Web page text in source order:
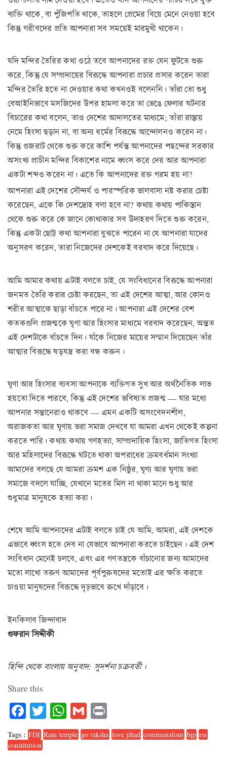
ব্যক্তি থাকে, বা পুঁজিপতি থাকে, তাহলে প্রেমের বিয়ে মেনে নেওয়া হবে
কিন্তু গরীবদের প্রতি আপনারা সব সময়েই মারমুখী থাকেন।
যদি মন্দির তৈরির কথা ওঠে তবে আপনাদের রক্ত যেন ফুটতে শুরু
করে, কিন্তু যে সম্প্রদায়ের বিরূদ্ধে আপনারা প্রচার প্রসার করেন তারা
মন্দির তৈরি হতে না দেওয়ার কথা কখনওই বলেননি। তাঁরা তো শুধু
বেআইনিভাবে মসজিদের উপর হামলা করে তা ভেঙে ফেলার ঘটনার
বিচারের কথা বলেন, তাও দেশের আদালতের মাধ্যমে; তাঁরা রাস্তায়
নেমে হিংসা ছড়ান না, বা অন্য ধর্মের বিরূদ্ধে আন্দোলনও করেন না।
কিন্তু গুজরাট থেকে শুরু করে কাশি পর্যন্ত আপনাদের পছন্দের সরকার
অসংখ্য প্রাচীন মন্দির বিকাশের নামে ধ্বংস করে দেয় আর আপনারা
একটা শব্দও করেন না। এতে কি আপনাদের রক্ত গরম হয় না?
আপনারা এই দেশের সৌন্দর্য ও পারস্পরিক ভালবাসা নষ্ট করার চেষ্টা
করেছেন, একে কি দেশদ্রোহ বলা হবে না? কথায় কথায় পাকিস্তান
থেকে শুরু করে কে জানে কোথাকার সব উদাহরণ দিতে শুরু করেন,
কিন্তু একটা ছোট্ট কথা আপনারা বুঝতে পারেন না যে আপনারা যাদের
অনুসরণ করেন, তারা নিজেদের দেশকেই বরবাদ করে দিয়েছে।
আমি আমার কথায় এটাই বলতে চাই, যে সংবিধানের বিরূদ্ধে আপনারা
জনমত তৈরি করার চেষ্টা করছেন, তা এই দেশের আত্মা, আর কোনও
শরীর আত্মাকে ছাড়া বাঁচতে পারে না। আপনারা এই দেশের বেশ
কতকগুলি প্রজন্মকে ঘৃণা আর হিংসার মাধ্যমে বরবাদ করেছেন, অন্তত
এই দেশটাকে বাঁচতে দিন। যাঁকে নিজের মায়ের সম্মান দিয়েছেন তাঁর
আত্মার বিরূদ্ধে ষড়যন্ত্র করা বন্ধ করুন।
ঘৃণা আর হিংসার ব্যবসা আপনাকে ব্যক্তিগত সুখ আর অর্থনৈতিক লাভ
হয়তো দিতে পারবে, কিন্তু এই দেশের ভবিষ্যত প্রজন্ম — যার মধ্যে
আপনার সন্তানেরাও থাকবে — এমন একটি অসংবেদনশীল,
অরাজকতা আর ঘৃণায় ভরা সমাজ দেখবে যা আমরা এখন থেকেই কল্পনা
করতে পারি। কথায় কথায় গণহত্যা, সাম্প্রদায়িক হিংসা, জাতিগত হিংসা
আর মহিলাদের বিরূদ্ধে ঘটতে থাকা অপরাধের ক্রমবর্ধমান সংখ্যা
আমাদের বলছে যে আমরা ক্রমশ এক নিষ্ঠুর, ঘৃণ্য আর ঘৃণায় ভরা
সমাজে বদলে যাচ্ছি, যেখানে মতের মিল না থাকা মানে শুধু আর
শুধুমাত্র মানুষকে হত্যা করা।
শেষে আমি আপনাদের এটাই বলতে চাই যে আমি, আমরা, এই দেশকে
এভাবে ধ্বংস হতে দেব না যেভাবে আপনারা করতে চাইছেন। এই দেশ
সংবিধান মেনেই চলবে, এবং এর গণতন্ত্রকে বাঁচানোর জন্য আমাদের
মতো লাখো তরুণ আমাদের পূর্বপুরুষদের মতোই এর ক্ষতি করতে
চাওয়া মানুষদের বিরূদ্ধে দৃঢ়ভাবে রুখে দাঁড়াবে।
ইনকিলাব জিন্দাবাদ
গুফরান সিদ্দীকী
হিন্দি থেকে বাংলায় অনুবাদ: সুদর্শনা চক্রবর্তী।
Share this
Facebook
TwitterWhatsApp
Gmail
Tags : FDI Ram temple go raksha love jihad communalism bjp rss
constitution